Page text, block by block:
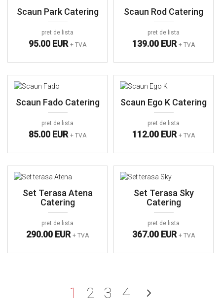
Scaun Park Catering
pret de lista
95.00 EUR + TVA
Scaun Rod Catering
pret de lista
139.00 EUR + TVA
Scaun Fado Catering
pret de lista
85.00 EUR + TVA
Scaun Ego K Catering
pret de lista
112.00 EUR + TVA
Set Terasa Atena
Catering
pret de lista
290.00 EUR + TVA
Set Terasa Sky
Catering
pret de lista
367.00 EUR + TVA
Pagină
în acest moment citiți
1 Pagină
2 Pagină
3 Pagină
4